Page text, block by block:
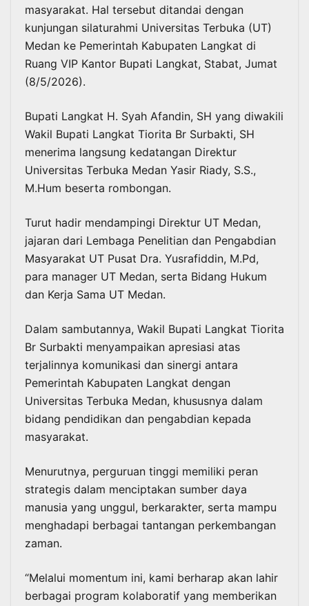
masyarakat. Hal tersebut ditandai dengan
kunjungan silaturahmi Universitas Terbuka (UT)
Medan ke Pemerintah Kabupaten Langkat di
Ruang VIP Kantor Bupati Langkat, Stabat, Jumat
(8/5/2026).
Bupati Langkat H. Syah Afandin, SH yang diwakili
Wakil Bupati Langkat Tiorita Br Surbakti, SH
menerima langsung kedatangan Direktur
Universitas Terbuka Medan Yasir Riady, S.S.,
M.Hum beserta rombongan.
Turut hadir mendampingi Direktur UT Medan,
jajaran dari Lembaga Penelitian dan Pengabdian
Masyarakat UT Pusat Dra. Yusrafiddin, M.Pd,
para manager UT Medan, serta Bidang Hukum
dan Kerja Sama UT Medan.
Dalam sambutannya, Wakil Bupati Langkat Tiorita
Br Surbakti menyampaikan apresiasi atas
terjalinnya komunikasi dan sinergi antara
Pemerintah Kabupaten Langkat dengan
Universitas Terbuka Medan, khususnya dalam
bidang pendidikan dan pengabdian kepada
masyarakat.
Menurutnya, perguruan tinggi memiliki peran
strategis dalam menciptakan sumber daya
manusia yang unggul, berkarakter, serta mampu
menghadapi berbagai tantangan perkembangan
zaman.
“Melalui momentum ini, kami berharap akan lahir
berbagai program kolaboratif yang memberikan